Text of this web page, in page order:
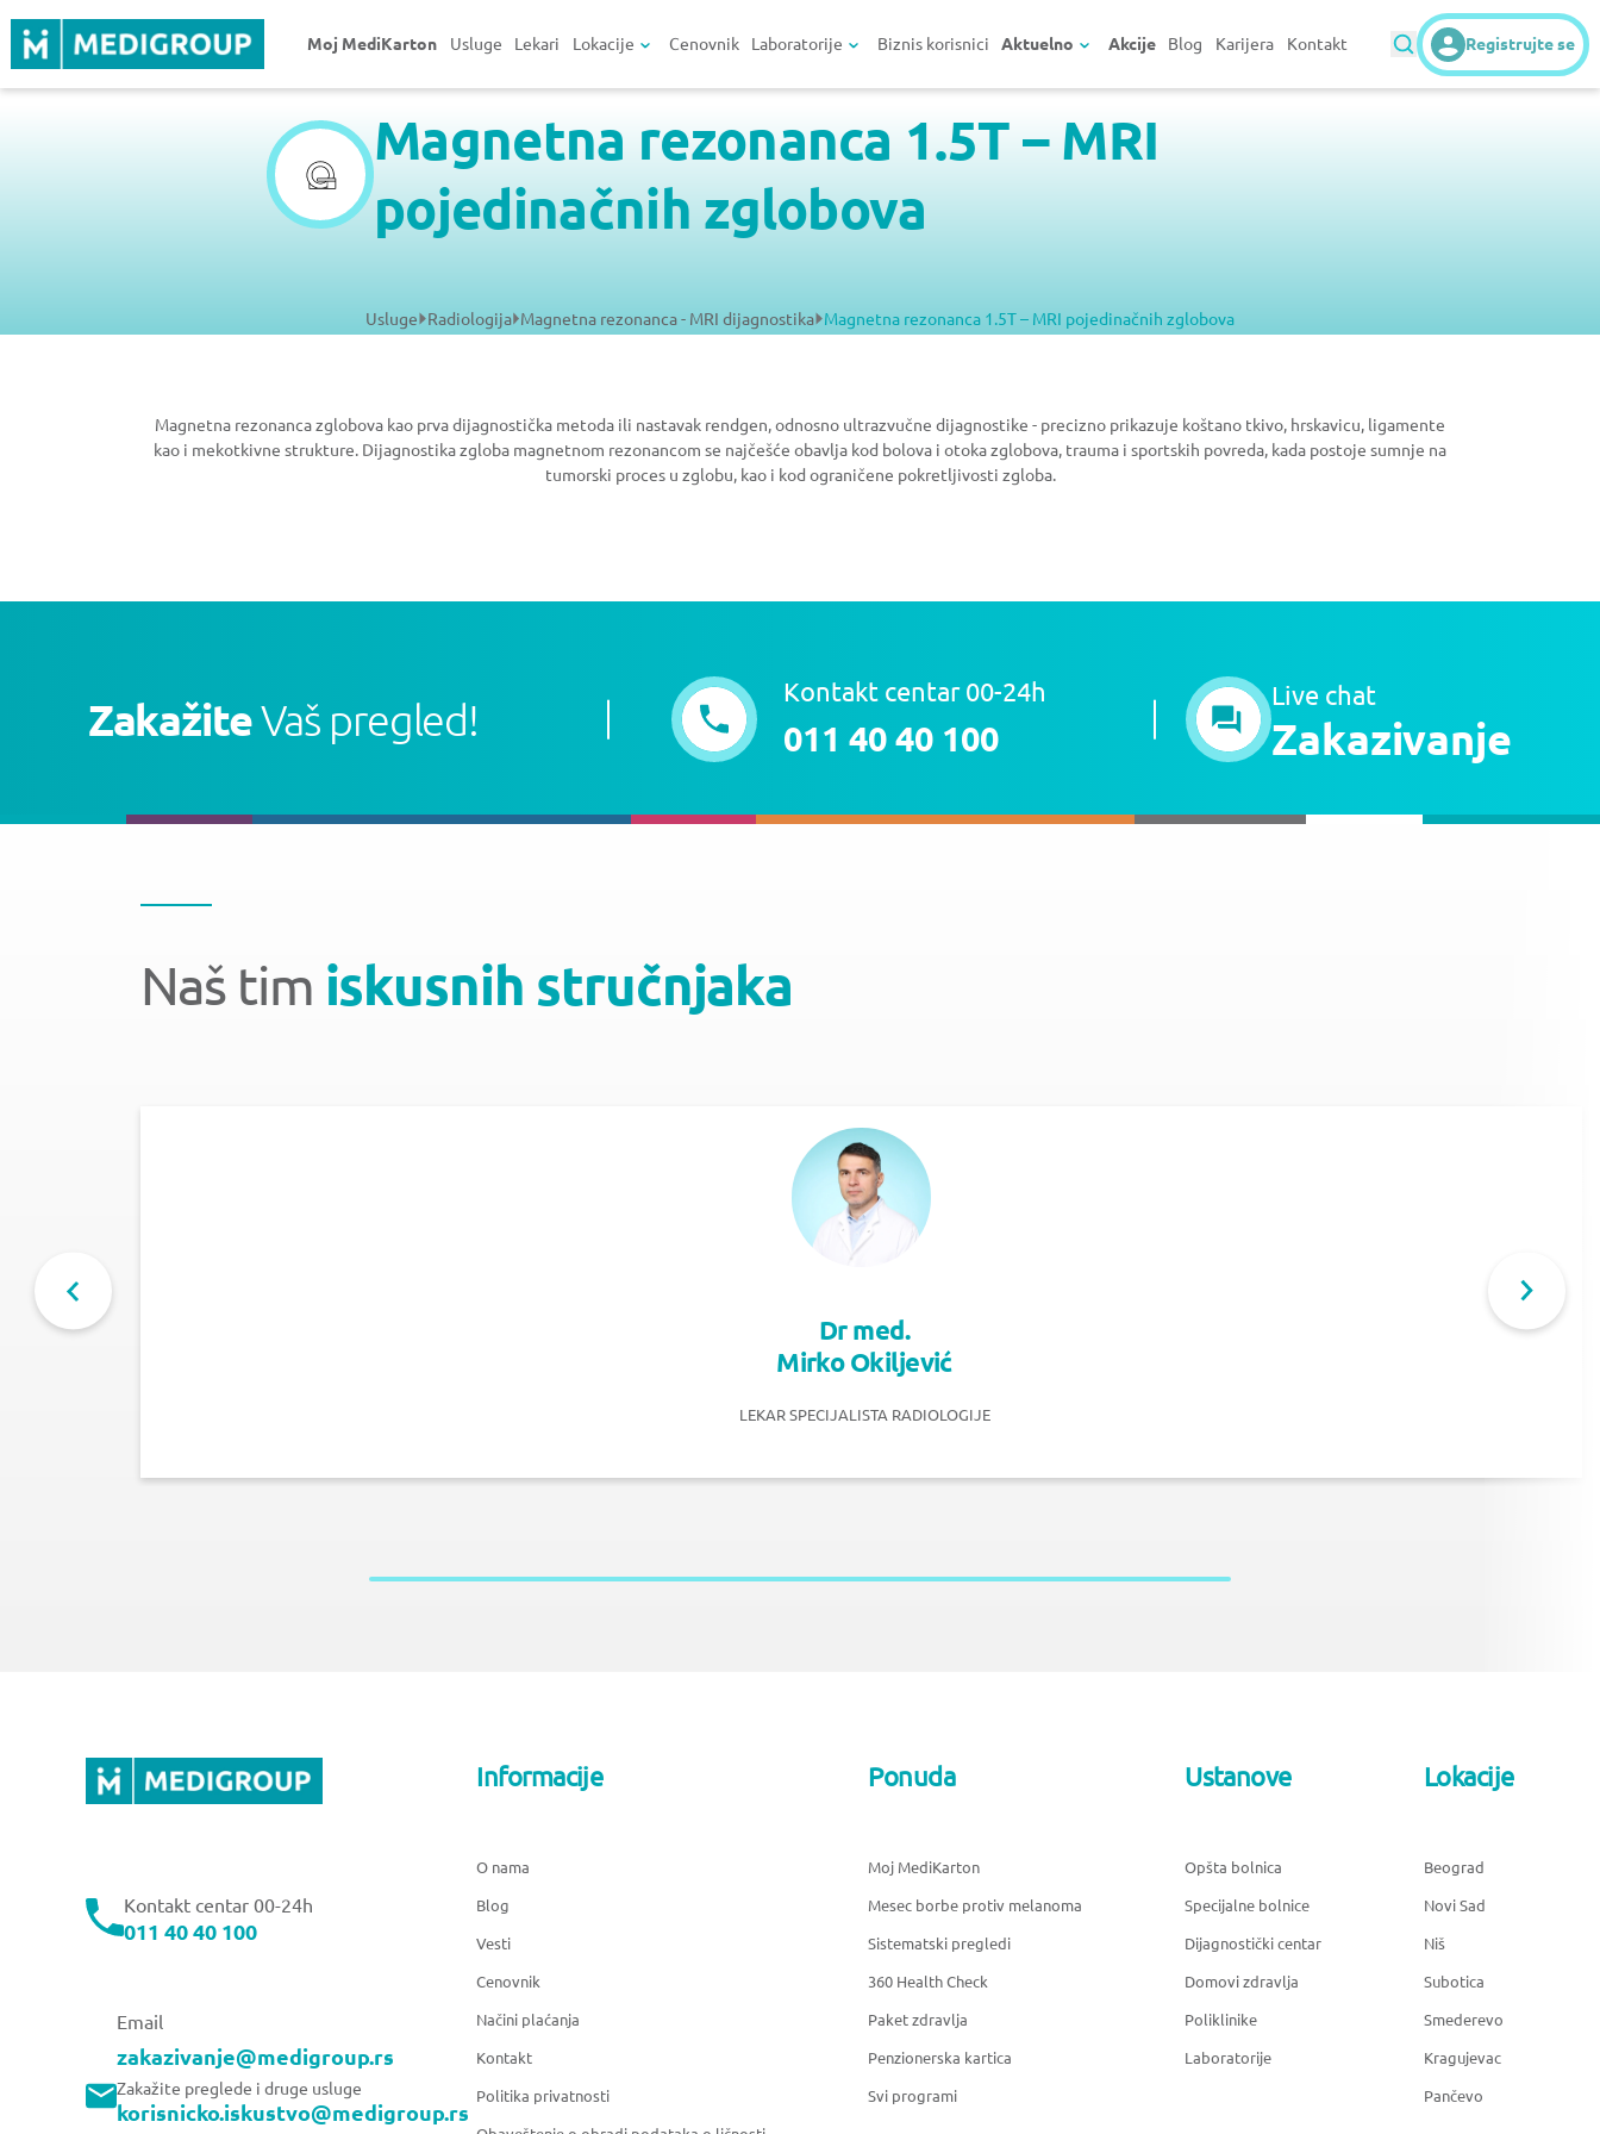
Moj MediKarton Usluge Lekari Lokacije Cenovnik Laboratorije Biznis korisnici Aktuelno Akcije Blog Karijera Kontakt Registrujte se
Magnetna rezonanca 1.5T – MRI
pojedinačnih zglobova
Usluge Radiologija Magnetna rezonanca - MRI dijagnostika Magnetna rezonanca 1.5T – MRI pojedinačnih zglobova
Magnetna rezonanca zglobova kao prva dijagnostička metoda ili nastavak rendgen, odnosno ultrazvučne dijagnostike - precizno prikazuje koštano tkivo, hrskavicu, ligamente
kao i mekotkivne strukture. Dijagnostika zgloba magnetnom rezonancom se najčešće obavlja kod bolova i otoka zglobova, trauma i sportskih povreda, kada postoje sumnje na
tumorski proces u zglobu, kao i kod ograničene pokretljivosti zgloba.
ZakažiteVaš pregled!
Kontakt centar 00-24h
011 40 40 100
Live chat
Zakazivanje
Naš tim iskusnih stručnjaka
Dr med.
Mirko Okiljević
LEKAR SPECIJALISTA RADIOLOGIJE
Kontakt centar 00-24h
011 40 40 100
Email
zakazivanje@medigroup.rs
Zakažite preglede i druge usluge
korisnicko.iskustvo@medigroup.rs
Informacije
O nama
Blog
Vesti
Cenovnik
Načini plaćanja
Kontakt
Politika privatnosti
Ponuda
Moj MediKarton
Mesec borbe protiv melanoma
Sistematski pregledi
360 Health Check
Paket zdravlja
Penzionerska kartica
Svi programi
Ustanove
Opšta bolnica
Specijalne bolnice
Dijagnostički centar
Domovi zdravlja
Poliklinike
Laboratorije
Lokacije
Beograd
Novi Sad
Niš
Subotica
Smederevo
Kragujevac
Pančevo